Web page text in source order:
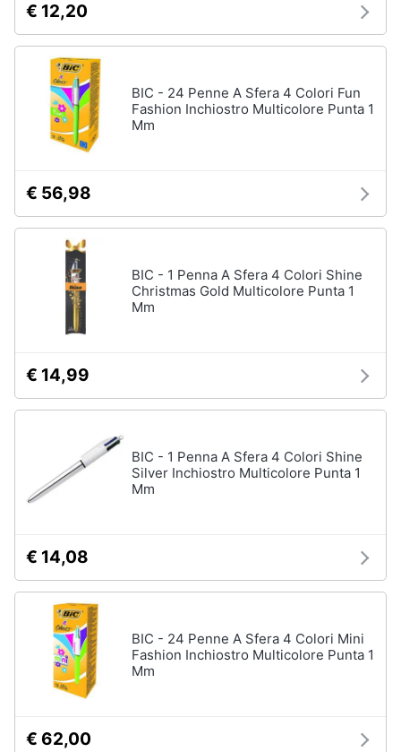
e
igiene
Beauty
Giocattoli
infanzia
Fotografia
Casalinghi
Abbigliamento
Sport
Motori
cd
dvd
Festività
ricorrenze
€ 12,20
BIC - 24 Penne A Sfera 4 Colori Fun
Fashion Inchiostro Multicolore Punta 1
Mm
€ 56,98
BIC - 1 Penna A Sfera 4 Colori Shine
Christmas Gold Multicolore Punta 1
Mm
€ 14,99
BIC - 1 Penna A Sfera 4 Colori Shine
Silver Inchiostro Multicolore Punta 1
Mm
€ 14,08
BIC - 24 Penne A Sfera 4 Colori Mini
Fashion Inchiostro Multicolore Punta 1
Mm
€ 62,00